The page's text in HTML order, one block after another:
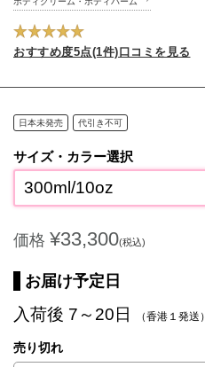
おすすめ度5点(1件)口コミを見る
日本未発売 代引き不可
サイズ・カラー選択
300ml/10oz
価格 ¥33,300(税込)
お届け予定日
入荷後 7～20日 （香港１発送）
売り切れ